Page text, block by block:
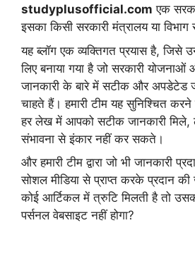
studyplusofficial.com एक
इसका किसी सरकारी मंत्रालय या
यह ब्लॉग एक व्यक्तिगत प्रयास है, जिसे
लिए बनाया गया है जो सरकारी योजनाओं
जानकारी के बारे में सटीक और अपडेटेड
चाहते हैं। हमारी टीम यह सुनिश्चित
हर लेख में आपको सटीक जानकारी मिले,
संभावना से इंकार नहीं कर सकते।
और हमारी टीम द्वारा जो भी जानकारी
सोशल मीडिया से प्राप्त करके प्रदान की
कोई आर्टिकल में त्रुटि मिलती है तो उसका
पर्सनल वेबसाइट नहीं होगा?